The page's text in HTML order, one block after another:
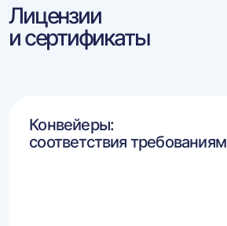
Лицензии
и сертификаты
Конвейеры:
соответствия требованиям